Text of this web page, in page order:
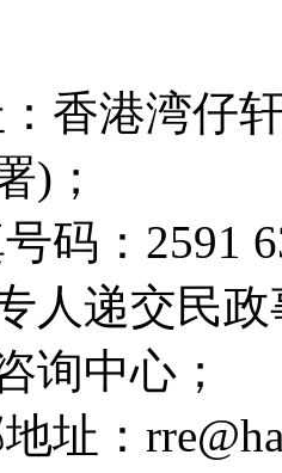
香港湾仔
)；
码：2591
人递交民
询中心；
址：